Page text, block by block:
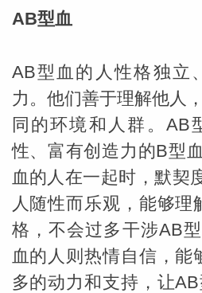
AB型血
AB型血的人性格独立
力。他们善于理解他人
同的环境和人群。AB
性、富有创造力的B型
血的人在一起时，默契
人随性而乐观，能够理
格，不会过多干涉AB
血的人则热情自信，能
多的动力和支持，让